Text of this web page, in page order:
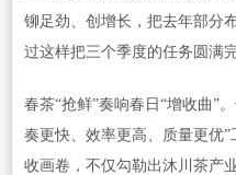
铆足劲、创增长，把去年部分
过这样把三个季度的任务圆满
春茶“抢鲜”奏响春日“增收曲”
奏更快、效率更高、质量更优
收画卷，不仅勾勒出沐川茶产